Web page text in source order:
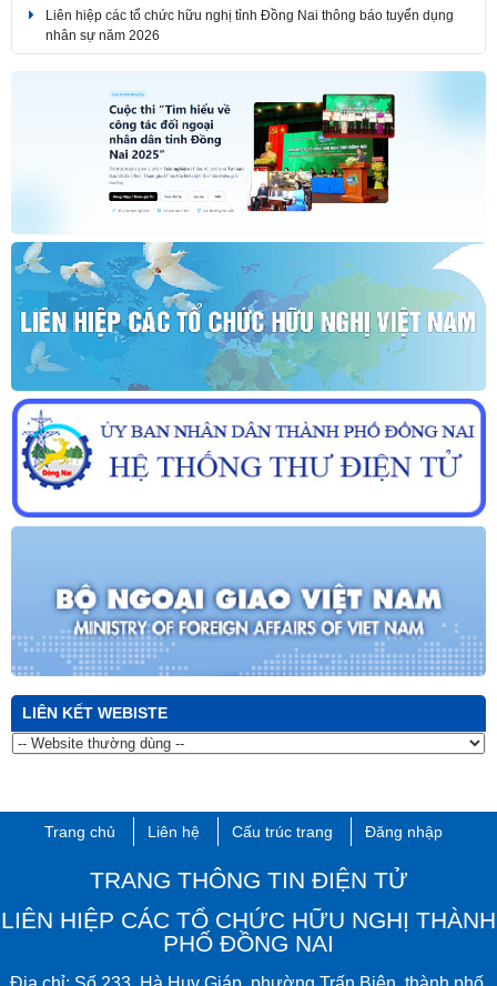
Liên hiệp các tổ chức hữu nghị tỉnh Đồng Nai thông báo tuyển dụng
nhân sự năm 2026
THÔNG BÁO KẾT QUẢ KỲ THI TUYỂN DỤNG NHÂN SỰ NĂM 2026
LIÊN KẾT WEBISTE
Trang chủ Liên hệ Cấu trúc trang Đăng nhập
TRANG THÔNG TIN ĐIỆN TỬ
LIÊN HIỆP CÁC TỔ CHỨC HỮU NGHỊ THÀNH
PHỐ ĐỒNG NAI